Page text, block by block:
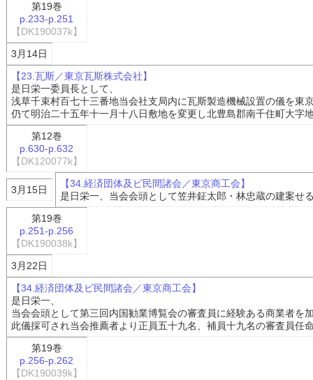
第19巻
p.233-p.251
【DK190037k】
3月14日
【23.瓦斯／東京瓦斯株式会社】
是日栄一委員長として、
浅草千束村百七十三番地当会社支局内に瓦斯製造機械設置の儀を
仍て明治二十五年十一月十八日敷地を変更し北豊島郡南千住町大
第12巻
p.630-p.632
【DK120077k】
3月15日
【34.経済団体及ビ民間諸会／東京商工会】
是日栄一、当会会頭として笠井鉦太郎・林忠蔵の建案せ
第19巻
p.251-p.256
【DK190038k】
3月22日
【34.経済団体及ビ民間諸会／東京商工会】
是日栄一、
当会会頭として第三回内国勧業博覧会の審査員に経験ある商業者
此儀採可され当会推薦者より正員五十九名、補員十九名の審査員任
第19巻
p.256-p.262
【DK190039k】